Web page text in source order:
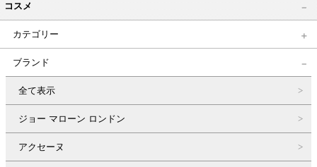
コスメ
カテゴリー
ブランド
全て表示
ジョー マローン ロンドン
アクセーヌ